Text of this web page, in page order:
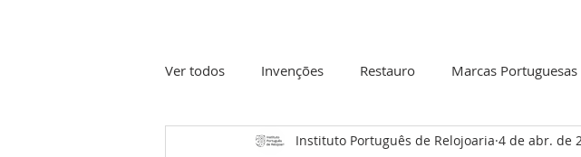
Ver todos Invenções Restauro Marcas Portuguesas
Entrevista Destaque Principal Série
Instituto Português de Relojoaria 4 de abr. de